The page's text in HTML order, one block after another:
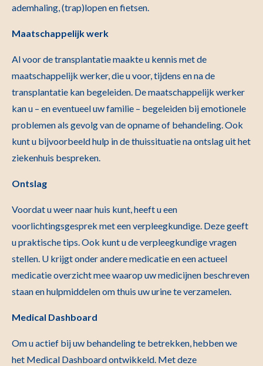
ademhaling, (trap)lopen en fietsen.
Maatschappelijk werk
Al voor de transplantatie maakte u kennis met de
maatschappelijk werker, die u voor, tijdens en na de
transplantatie kan begeleiden. De maatschappelijk werker
kan u – en eventueel uw familie – begeleiden bij emotionele
problemen als gevolg van de opname of behandeling. Ook
kunt u bijvoorbeeld hulp in de thuissituatie na ontslag uit het
ziekenhuis bespreken.
Ontslag
Voordat u weer naar huis kunt, heeft u een
voorlichtingsgesprek met een verpleegkundige. Deze geeft
u praktische tips. Ook kunt u de verpleegkundige vragen
stellen. U krijgt onder andere medicatie en een actueel
medicatie overzicht mee waarop uw medicijnen beschreven
staan en hulpmiddelen om thuis uw urine te verzamelen.
Medical Dashboard
Om u actief bij uw behandeling te betrekken, hebben we
het Medical Dashboard ontwikkeld. Met deze